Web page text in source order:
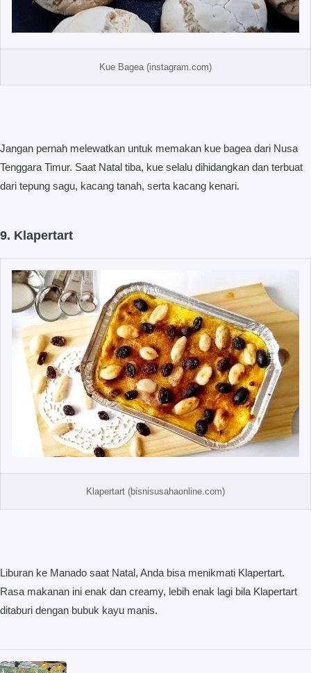
Kue Bagea (instagram.com)
Jangan pernah melewatkan untuk memakan kue bagea dari Nusa
Tenggara Timur. Saat Natal tiba, kue selalu dihidangkan dan terbuat
dari tepung sagu, kacang tanah, serta kacang kenari.
9. Klapertart
Klapertart (bisnisusahaonline.com)
Liburan ke Manado saat Natal, Anda bisa menikmati Klapertart.
Rasa makanan ini enak dan creamy, lebih enak lagi bila Klapertart
ditaburi dengan bubuk kayu manis.